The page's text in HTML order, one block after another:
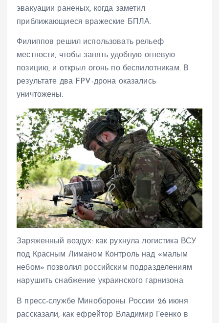
эвакуации раненых, когда заметил
приближающиеся вражеские БПЛА.
Филиппов решил использовать рельеф
местности, чтобы занять удобную огневую
позицию, и открыл огонь по беспилотникам. В
результате два FPV-дрона оказались
уничтожены.
Заряженный воздух: как рухнула логистика ВСУ
под Красным Лиманом Контроль над «малым
небом» позволил российским подразделениям
нарушить снабжение украинского гарнизона
В пресс-службе Минобороны России 26 июня
рассказали, как ефрейтор Владимир Геенко в